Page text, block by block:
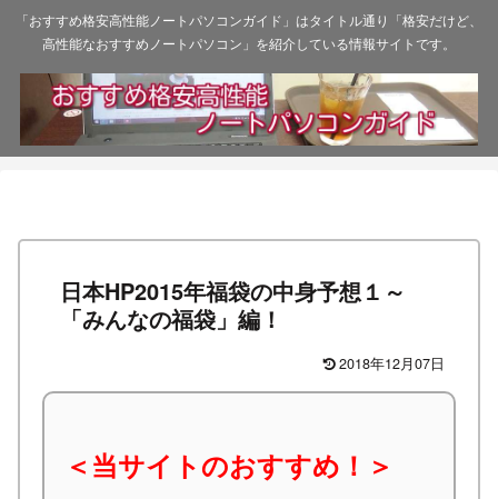
「おすすめ格安高性能ノートパソコンガイド」はタイトル通り「格安だけど、
高性能なおすすめノートパソコン」を紹介している情報サイトです。
日本HP2015年福袋の中身予想１～
「みんなの福袋」編！
2018年12月07日
＜当サイトのおすすめ！＞